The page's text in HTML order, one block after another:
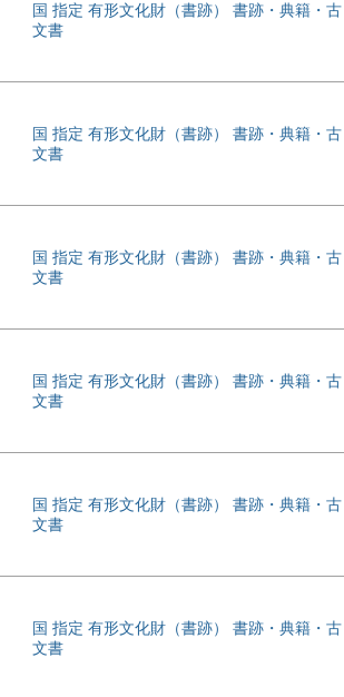
国 指定 有形文化財（書跡） 書跡・典籍・古
文書
国 指定 有形文化財（書跡） 書跡・典籍・古
文書
国 指定 有形文化財（書跡） 書跡・典籍・古
文書
国 指定 有形文化財（書跡） 書跡・典籍・古
文書
国 指定 有形文化財（書跡） 書跡・典籍・古
文書
国 指定 有形文化財（書跡） 書跡・典籍・古
文書